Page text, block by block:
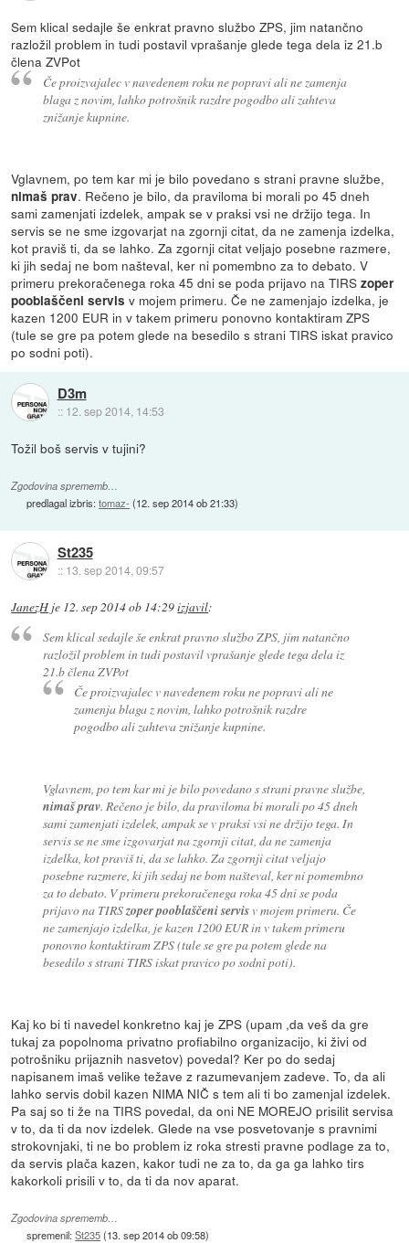
Sem klical sedajle še enkrat pravno službo ZPS, jim natančno
razložil problem in tudi postavil vprašanje glede tega dela iz 21.b
člena ZVPot
Če proizvajalec v navedenem roku ne popravi ali ne zamenja
blaga z novim, lahko potrošnik razdre pogodbo ali zahteva
znižanje kupnine.
Vglavnem, po tem kar mi je bilo povedano s strani pravne službe,
nimaš prav. Rečeno je bilo, da praviloma bi morali po 45 dneh
sami zamenjati izdelek, ampak se v praksi vsi ne držijo tega. In
servis se ne sme izgovarjat na zgornji citat, da ne zamenja izdelka,
kot praviš ti, da se lahko. Za zgornji citat veljajo posebne razmere,
ki jih sedaj ne bom našteval, ker ni pomembno za to debato. V
primeru prekoračenega roka 45 dni se poda prijavo na TIRSzoper
pooblaščeni servis v mojem primeru. Če ne zamenjajo izdelka, je
kazen 1200 EUR in v takem primeru ponovno kontaktiram ZPS
(tule se gre pa potem glede na besedilo s strani TIRS iskat pravico
po sodni poti).
D3m
:: 12. sep 2014, 14:53
Tožil boš servis v tujini?
Zgodovina sprememb…
predlagal izbris:tomaz- (12. sep 2014 ob 21:33)
St235
:: 13. sep 2014, 09:57
JanezH je 12. sep 2014 ob 14:29izjavil:
Sem klical sedajle še enkrat pravno službo ZPS, jim natančno
razložil problem in tudi postavil vprašanje glede tega dela iz
21.b člena ZVPot
Če proizvajalec v navedenem roku ne popravi ali ne
zamenja blaga z novim, lahko potrošnik razdre
pogodbo ali zahteva znižanje kupnine.
Vglavnem, po tem kar mi je bilo povedano s strani pravne službe,
nimaš prav. Rečeno je bilo, da praviloma bi morali po 45 dneh
sami zamenjati izdelek, ampak se v praksi vsi ne držijo tega. In
servis se ne sme izgovarjat na zgornji citat, da ne zamenja
izdelka, kot praviš ti, da se lahko. Za zgornji citat veljajo
posebne razmere, ki jih sedaj ne bom našteval, ker ni pomembno
za to debato. V primeru prekoračenega roka 45 dni se poda
prijavo na TIRSzoper pooblaščeni servisv mojem primeru. Če
ne zamenjajo izdelka, je kazen 1200 EUR in v takem primeru
ponovno kontaktiram ZPS (tule se gre pa potem glede na
besedilo s strani TIRS iskat pravico po sodni poti).
Kaj ko bi ti navedel konkretno kaj je ZPS (upam ,da veš da gre
tukaj za popolnoma privatno profiabilno organizacijo, ki živi od
potrošniku prijaznih nasvetov) povedal? Ker po do sedaj
napisanem imaš velike težave z razumevanjem zadeve. To, da ali
lahko servis dobil kazen NIMA NIČ s tem ali ti bo zamenjal izdelek.
Pa saj so ti že na TIRS povedal, da oni NE MOREJO prisilit servisa
v to, da ti da nov izdelek. Glede na vse posvetovanje s pravnimi
strokovnjaki, ti ne bo problem iz roka stresti pravne podlage za to,
da servis plača kazen, kakor tudi ne za to, da ga ga lahko tirs
kakorkoli prisili v to, da ti da nov aparat.
Zgodovina sprememb…
spremenil:St235(13. sep 2014 ob 09:58)